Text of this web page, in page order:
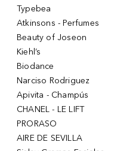
Typebea
Atkinsons - Perfumes
Beauty of Joseon
Kiehl’s
Biodance
Narciso Rodriguez
Apivita - Champús
CHANEL - LE LIFT
PRORASO
AIRE DE SEVILLA